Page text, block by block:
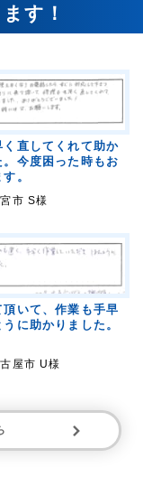
す！
く直してくれて助か
。今度困った時もお
。
市 S様
頂いて、作業も手早
うに助かりました。
屋市 U様